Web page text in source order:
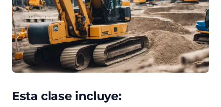
Esta clase incluye: